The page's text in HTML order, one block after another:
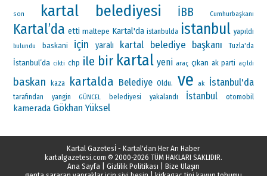
son kartal belediyesi İBB Cumhurbaşkanı
Kartal’da etti maltepe Kartal'da istanbulda istanbul yapıldı
bulundu baskani için yaralı kartal belediye başkanı Tuzla'da
İstanbul’da cikti chp ile bir kartal yeni araç çıkan ak parti açıldı
baskan kaza kartalda Belediye Oldu. ve ak İstanbul'da
tarafından yangin GÜNCEL belediyesi yakalandı İstanbul otomobil
kamerada Gökhan Yüksel
Kartal Gazetesİ - Kartal'dan Her An Haber
kartalgazetesi.com © 2000-2026 TÜM HAKLARI SAKLIDIR.
Ana Sayfa| Gizlilik Politikası
Bize Ulaşın